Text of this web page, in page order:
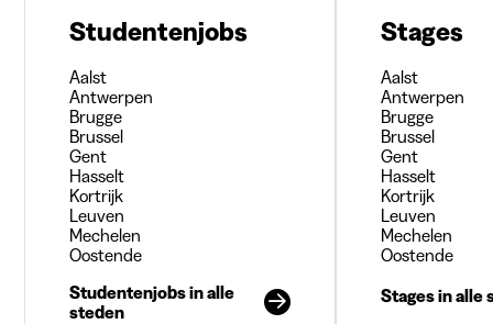
Studentenjobs
Aalst
Antwerpen
Brugge
Brussel
Gent
Hasselt
Kortrijk
Leuven
Mechelen
Oostende
Studentenjobs in alle
steden
Stages
Aalst
Antwerpen
Brugge
Brussel
Gent
Hasselt
Kortrijk
Leuven
Mechelen
Oostende
Stages in alle